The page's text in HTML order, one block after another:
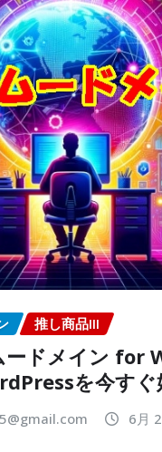
推し商品III
ードメイン for
を今すぐ
6月